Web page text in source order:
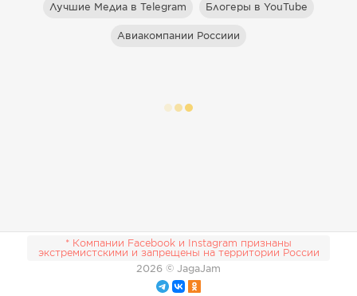
Лучшие Медиа в Telegram Блогеры в YouTube
Авиакомпании Россиии
* Компании Facebook и Instagram признаны
экстремистскими и запрещены на территории России
2026 © JagaJam